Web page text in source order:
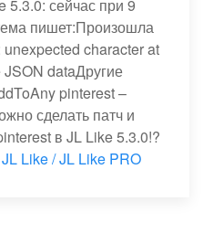
5.3.0: сейчас при 9
пишет:Произошла
character at
dataДругие
pinterest –
сделать патч и
в JL Like 5.3.0!?
JL Like / JL Like PRO